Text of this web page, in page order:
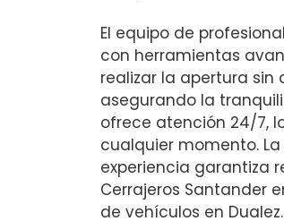
El equipo de
con herramientas
realizar la apertura
asegurando la
ofrece atención 24/7,
cualquier momento.
experiencia garantiza
Cerrajeros Santander
de vehículos en Dualez.